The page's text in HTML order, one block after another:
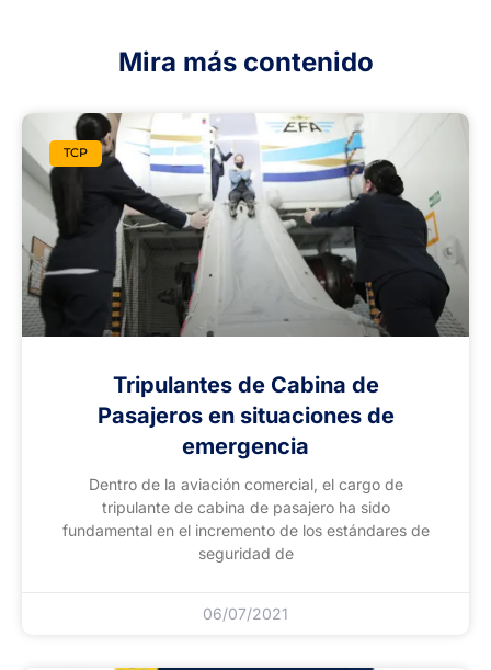
Mira más contenido
TCP
Tripulantes de Cabina de
Pasajeros en situaciones de
emergencia
Dentro de la aviación comercial, el cargo de
tripulante de cabina de pasajero ha sido
fundamental en el incremento de los estándares de
seguridad de
06/07/2021